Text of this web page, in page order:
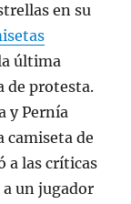
en su
última
de protesta.
y Pernía
camiseta de
a las críticas
un jugador